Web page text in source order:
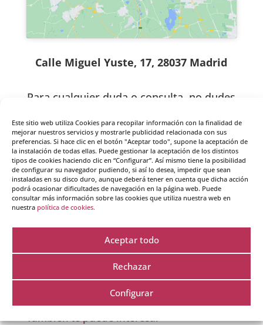
Este sitio web utiliza Cookies para recopilar información con la finalidad de
mejorar nuestros servicios y mostrarle publicidad relacionada con sus
preferencias. Si hace clic en el botón "Aceptar todo", supone la aceptación de
la instalación de todas ellas. Puede gestionar la aceptación de los distintos
tipos de cookies haciendo clic en “Configurar”. Así mismo tiene la posibilidad
de configurar su navegador pudiendo, si así lo desea, impedir que sean
instaladas en su disco duro, aunque deberá tener en cuenta que dicha acción
podrá ocasionar dificultades de navegación en la página web. Puede
consultar más información sobre las cookies que utiliza nuestra web en
nuestra política de cookies.
Aceptar todo
Rechazar
Configurar
Calle Miguel Yuste, 17, 28037 Madrid
Para cualquier duda o consulta, no dudes
 910 815 241
 info@creartecoaching.com
Formulario de contacto
También te puede interesar